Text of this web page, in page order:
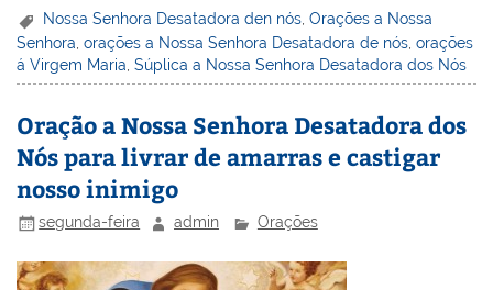
er
e
st
k
e
dI
n
c
e
b
o
o
k
itt
er
ai
l
h
o
o
M
ai
t
ar
e
Nossa Senhora Desatadora den nós ,Orações a Nossa
Senhora ,orações a Nossa Senhora Desatadora de nós ,orações
á Virgem Maria ,Súplica a Nossa Senhora Desatadora dos Nós
Oração a Nossa Senhora Desatadora dos
Nós para livrar de amarras e castigar
nosso inimigo
segunda-feira admin Orações